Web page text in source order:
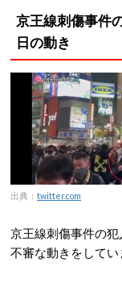
京王線刺傷事件
日の動き
出典： twitter.com
京王線刺傷事件の
不審な動きをしてい